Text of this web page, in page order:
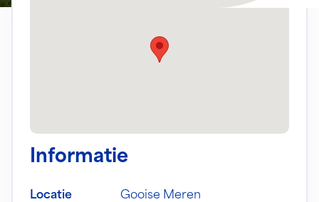
Informatie
Locatie Gooise Meren